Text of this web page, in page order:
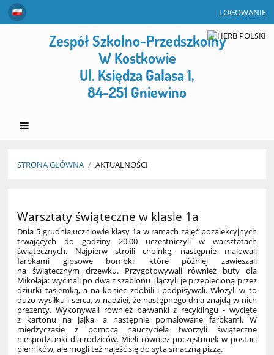
LOGOWANIE
Zespół Szkolno-Przedszkolny
W Kostkowie
Ul. Księdza Galasa 1,
84-251 Gniewino
STRONA GŁÓWNA / AKTUALNOŚCI
Warsztaty świąteczne w klasie 1a
Dnia 5 grudnia uczniowie klasy 1a w ramach zajęć pozalekcyjnych
trwających do godziny 20.00 uczestniczyli w warsztatach
świątecznych. Najpierw stroili choinkę, następnie malowali
farbkami gipsowe bombki, które później zawieszali
na świątecznym drzewku. Przygotowywali również buty dla
Mikołaja: wycinali po dwa z szablonu i łączyli je przeplecioną przez
dziurki tasiemką, a na koniec zdobili i podpisywali. Włożyli w to
dużo wysiłku i serca, w nadziei, że następnego dnia znajdą w nich
prezenty. Wykonywali również bałwanki z recyklingu - wycięte
z kartonu na jajka, a następnie pomalowane farbkami. W
międzyczasie z pomocą nauczyciela tworzyli świąteczne
niespodzianki dla rodziców. Mieli również poczęstunek w postaci
pierników, ale mogli też najeść się do syta smaczną pizzą.